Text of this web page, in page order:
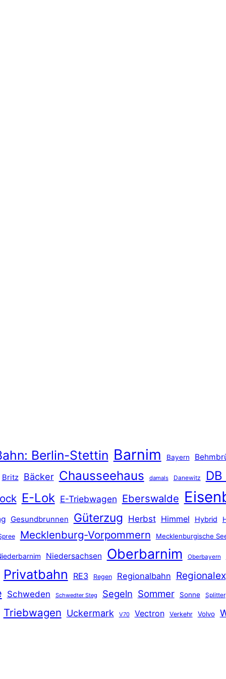
Berlin-Stettin Barnim Bayern
Britz Bäcker Chausseehaus damals Danewitz DB
E-Lok E-Triebwagen Eberswalde
Gesundbrunnen Güterzug Herbst Himmel Hybrid
Mecklenburg-Vorpommern Mecklenburgische
Niedersachsen Oberbarnim Oberbayern
Privatbahn RE3 Regen Regionalbahn
Schweden Schwedter Steg Segeln Sommer Sonne Splitter
Triebwagen Uckermark V70 Vectron Verkehr Volvo